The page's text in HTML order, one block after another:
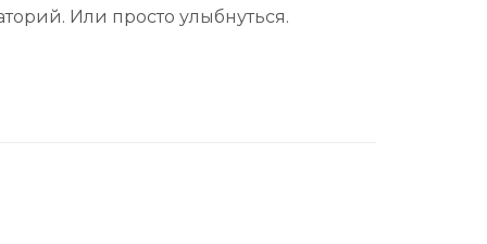
Или просто улыбнуться.